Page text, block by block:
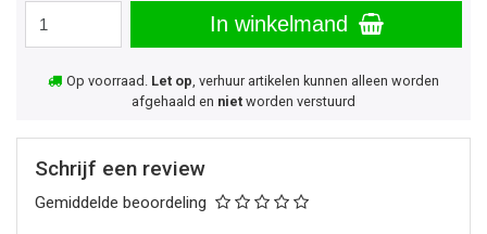
In winkelmand
Op voorraad. Let op, verhuur artikelen kunnen alleen worden
afgehaald en niet worden verstuurd
Schrijf een review
Gemiddelde beoordeling